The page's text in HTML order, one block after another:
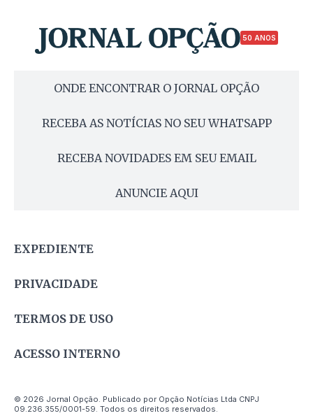
50 ANOS
ONDE ENCONTRAR O JORNAL OPÇÃO
RECEBA AS NOTÍCIAS NO SEU WHATSAPP
RECEBA NOVIDADES EM SEU EMAIL
ANUNCIE AQUI
EXPEDIENTE
PRIVACIDADE
TERMOS DE USO
ACESSO INTERNO
© 2026 Jornal Opção. Publicado por Opção Notícias Ltda CNPJ
09.236.355/0001-59. Todos os direitos reservados.